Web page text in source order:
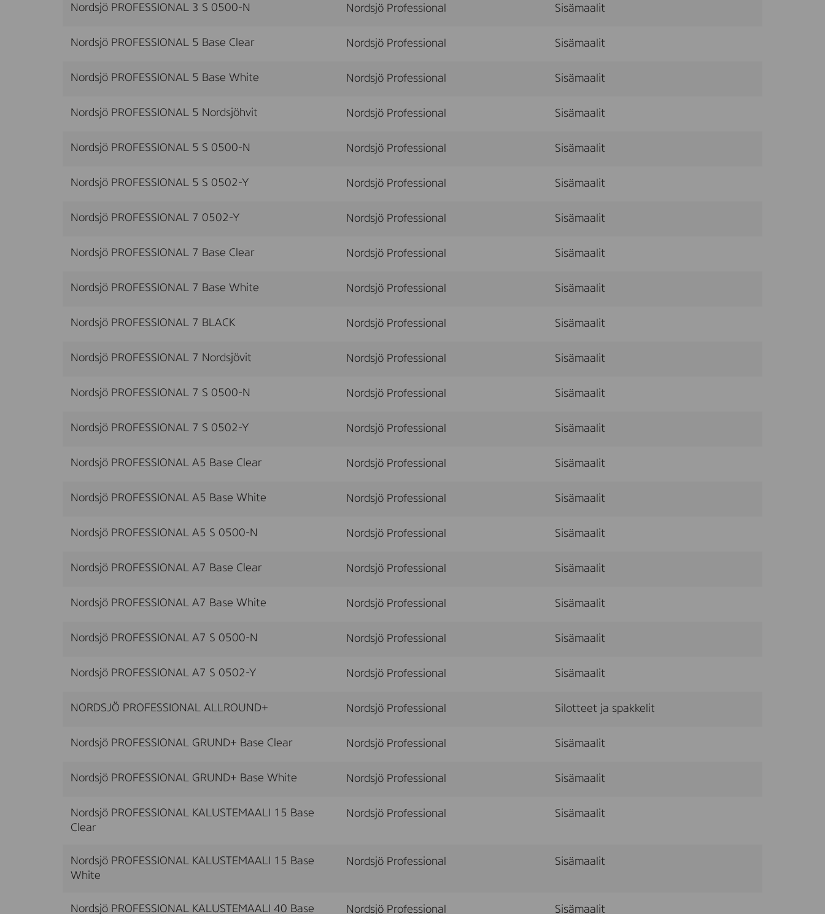
Nordsjö PROFESSIONAL 3 S 0500-N Nordsjö Professional Sisämaalit
Nordsjö PROFESSIONAL 5 Base Clear Nordsjö Professional Sisämaalit
Nordsjö PROFESSIONAL 5 Base White Nordsjö Professional Sisämaalit
Nordsjö PROFESSIONAL 5 Nordsjöhvit Nordsjö Professional Sisämaalit
Nordsjö PROFESSIONAL 5 S 0500-N Nordsjö Professional Sisämaalit
Nordsjö PROFESSIONAL 5 S 0502-Y Nordsjö Professional Sisämaalit
Nordsjö PROFESSIONAL 7 0502-Y Nordsjö Professional Sisämaalit
Nordsjö PROFESSIONAL 7 Base Clear Nordsjö Professional Sisämaalit
Nordsjö PROFESSIONAL 7 Base White Nordsjö Professional Sisämaalit
Nordsjö PROFESSIONAL 7 BLACK Nordsjö Professional Sisämaalit
Nordsjö PROFESSIONAL 7 Nordsjövit Nordsjö Professional Sisämaalit
Nordsjö PROFESSIONAL 7 S 0500-N Nordsjö Professional Sisämaalit
Nordsjö PROFESSIONAL 7 S 0502-Y Nordsjö Professional Sisämaalit
Nordsjö PROFESSIONAL A5 Base Clear Nordsjö Professional Sisämaalit
Nordsjö PROFESSIONAL A5 Base White Nordsjö Professional Sisämaalit
Nordsjö PROFESSIONAL A5 S 0500-N Nordsjö Professional Sisämaalit
Nordsjö PROFESSIONAL A7 Base Clear Nordsjö Professional Sisämaalit
Nordsjö PROFESSIONAL A7 Base White Nordsjö Professional Sisämaalit
Nordsjö PROFESSIONAL A7 S 0500-N Nordsjö Professional Sisämaalit
Nordsjö PROFESSIONAL A7 S 0502-Y Nordsjö Professional Sisämaalit
NORDSJÖ PROFESSIONAL ALLROUND+ Nordsjö Professional Silotteet ja spakkelit
Nordsjö PROFESSIONAL GRUND+ Base Clear Nordsjö Professional Sisämaalit
Nordsjö PROFESSIONAL GRUND+ Base White Nordsjö Professional Sisämaalit
Nordsjö PROFESSIONAL KALUSTEMAALI 15 Base
Clear
Nordsjö Professional Sisämaalit
Nordsjö PROFESSIONAL KALUSTEMAALI 15 Base
White
Nordsjö Professional Sisämaalit
Nordsjö PROFESSIONAL KALUSTEMAALI 40 Base
Nordsjö Professional Sisämaalit